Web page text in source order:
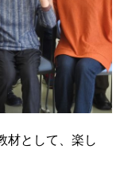
材として、楽し